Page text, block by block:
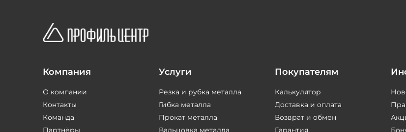
Компания
О компании
Контакты
Команда
Партнёры
Услуги
Резка и рубка металла
Гибка металла
Прокат металла
Вальцовка металла
Покупателям
Калькулятор
Доставка и оплата
Возврат и обмен
Гарантия